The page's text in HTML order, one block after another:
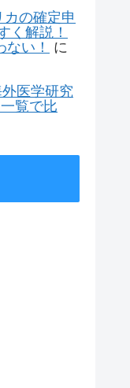
カの確定申
く解説！
い！
に
医学研究
覧で比